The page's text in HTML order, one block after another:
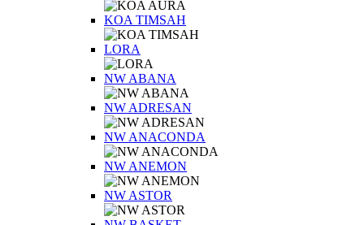
KOA TIMSAH
LORA
NW ABANA
NW ADRESAN
NW ANACONDA
NW ANEMON
NW ASTOR